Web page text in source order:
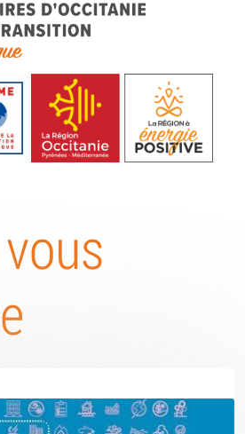
| Territoires
pour la Transition